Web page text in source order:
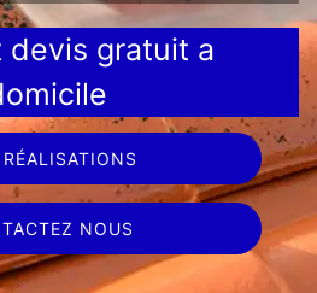
devis gratuit a
NOUS